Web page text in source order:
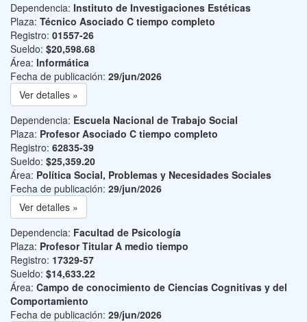
Dependencia: Instituto de Investigaciones Estéticas
Plaza: Técnico Asociado C tiempo completo
Registro: 01557-26
Sueldo: $20,598.68
Área: Informática
Fecha de publicación: 29/jun/2026
Ver detalles »
Dependencia: Escuela Nacional de Trabajo Social
Plaza: Profesor Asociado C tiempo completo
Registro: 62835-39
Sueldo: $25,359.20
Área: Política Social, Problemas y Necesidades Sociales
Fecha de publicación: 29/jun/2026
Ver detalles »
Dependencia: Facultad de Psicología
Plaza: Profesor Titular A medio tiempo
Registro: 17329-57
Sueldo: $14,633.22
Área: Campo de conocimiento de Ciencias Cognitivas y del
Comportamiento
Fecha de publicación: 29/jun/2026